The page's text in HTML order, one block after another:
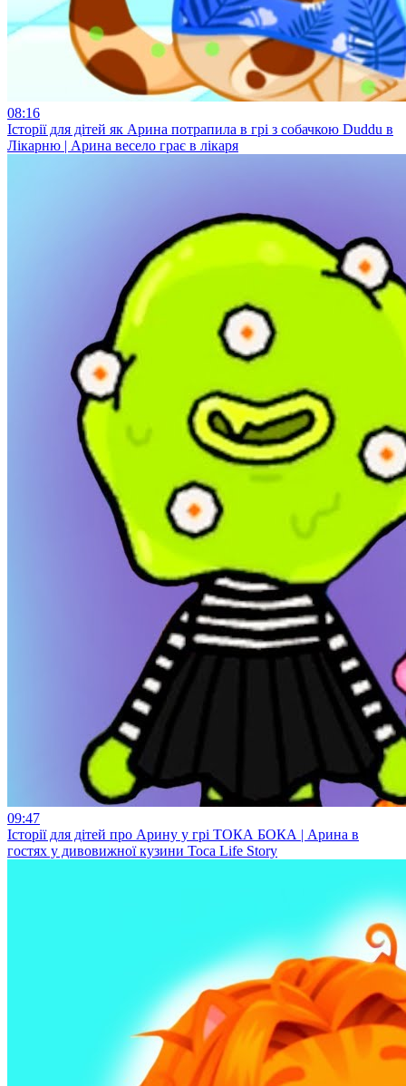
08:16
Історії для дітей як Арина потрапила в грі з собачкою Duddu в
Лікарню | Арина весело грає в лікаря
09:47
Історії для дітей про Арину у грі ТОКА БОКА | Арина в
гостях у дивовижної кузини Toca Life Story